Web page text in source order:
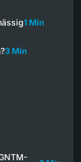
1 Min
3 Min